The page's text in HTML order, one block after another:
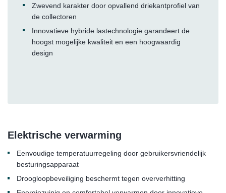
Zwevend karakter door opvallend driekantprofiel van
de collectoren
Innovatieve hybride lastechnologie garandeert de
hoogst mogelijke kwaliteit en een hoogwaardig
design
Elektrische verwarming
Eenvoudige temperatuurregeling door gebruikersvriendelijk
besturingsapparaat
Droogloopbeveiliging beschermt tegen oververhitting